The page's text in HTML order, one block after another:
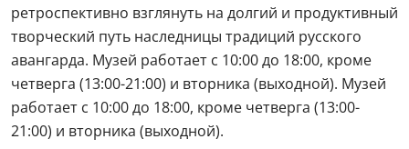
ретроспективно взглянуть на долгий и продуктивный
творческий путь наследницы традиций русского
авангарда. Музей работает с 10:00 до 18:00, кроме
четверга (13:00-21:00) и вторника (выходной). Музей
работает с 10:00 до 18:00, кроме четверга (13:00-
21:00) и вторника (выходной).